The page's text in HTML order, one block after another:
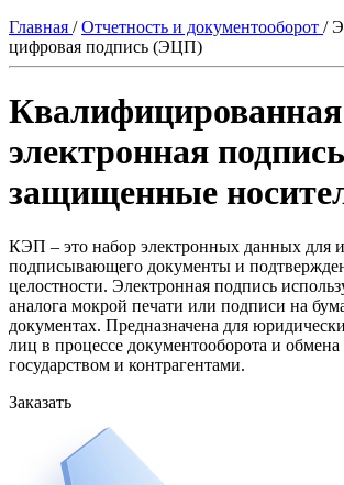
Главная / Отчетность и документооборот /
цифровая подпись (ЭЦП)
Квалифицированная
электронная
защищенные
КЭП – это набор электронных данных для
подписывающего документы и
целостности. Электронная подпись
аналога мокрой печати или подписи на
документах. Предназначена для
лиц в процессе документооборота и
государством и контрагентами.
Заказать